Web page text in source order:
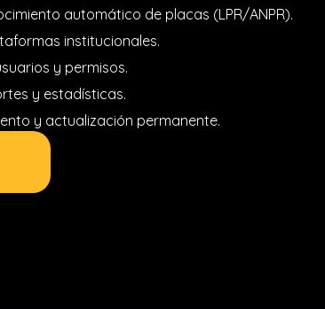
automático de placas (LPR/ANPR).
institucionales.
y permisos.
y estadísticas.
y actualización permanente.